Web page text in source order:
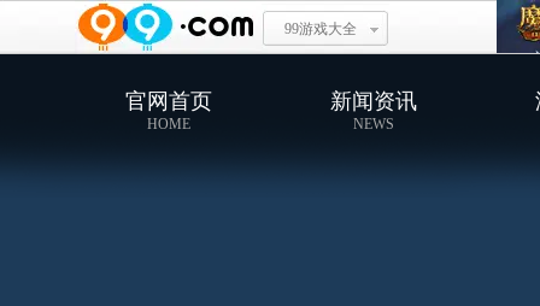
99游戏大全
官网首页
HOME
新闻资讯
NEWS